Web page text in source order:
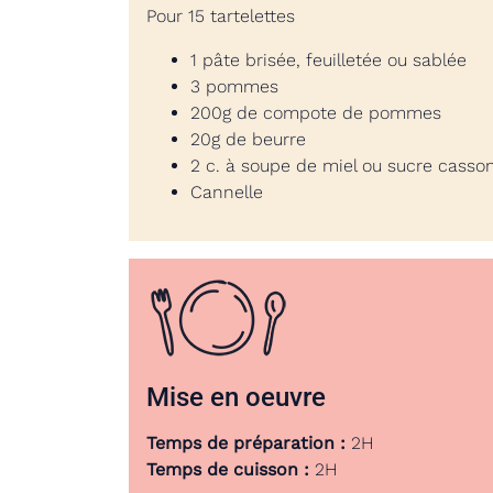
Pour 15 tartelettes
1 pâte brisée, feuilletée ou sablée
3 pommes
200g de compote de pommes
20g de beurre
2 c. à soupe de miel ou sucre
Cannelle
Mise en oeuvre
Temps de préparation : 2H
Temps de cuisson : 2H